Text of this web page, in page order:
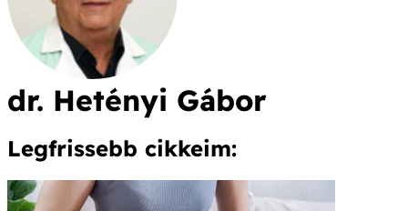
dr. Hetényi Gábor
Legfrissebb cikkeim: